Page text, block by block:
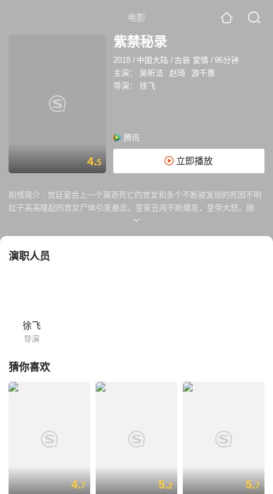
电影
4.5
紫禁秘录
2018 / 中国大陆 / 古装 爱情 /96分钟
主演：
吴昕洁 赵琦
游千惠
导演：
徐飞
腾讯
立即播放
剧情简介 : 宫廷宴会上一个离奇死亡的宫女和多个不断被发现的死因不明
肚子高高隆起的宫女尸体引发悬念。皇家丑闻不断爆发，皇帝大怒。随着
案件的深入调查，引发了一系列惊心动魄、出人意料又环环相扣的故事。
背后不为人知的深宫秘事。
演职人员
徐飞
导演
猜你喜欢
4.7 5.2 5.7